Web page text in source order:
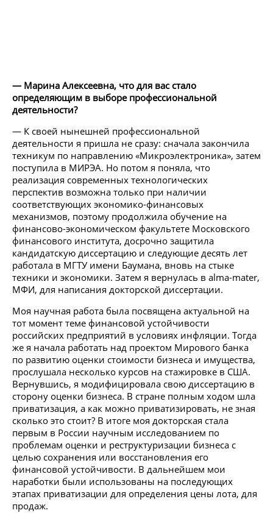
— Марина Алексеевна, что для вас стало
определяющим в выборе профессиональной
деятельности?
— К своей нынешней профессиональной
деятельности я пришла не сразу: сначала закончила
техникум по направлению «Микроэлектроника», затем
поступила в МИРЭА. Но потом я поняла, что
реализация современных технологических
перспектив возможна только при наличии
соответствующих экономико-финансовых
механизмов, поэтому продолжила обучение на
финансово-экономическом факультете Московского
финансового института, досрочно защитила
кандидатскую диссертацию и следующие десять лет
работала в МГТУ имени Баумана, вновь на стыке
техники и экономики. Затем я вернулась в alma-mater,
МФИ, для написания докторской диссертации.
Моя научная работа была посвящена актуальной на
тот момент теме финансовой устойчивости
российских предприятий в условиях инфляции. Тогда
же я начала работать над проектом Мирового банка
по развитию оценки стоимости бизнеса и имущества,
прослушала несколько курсов на стажировке в США.
Вернувшись, я модифицировала свою диссертацию в
сторону оценки бизнеса. В стране полным ходом шла
приватизация, а как можно приватизировать, не зная
сколько это стоит? В итоге моя докторская стала
первым в России научным исследованием по
проблемам оценки и реструктуризации бизнеса с
целью сохранения или восстановления его
финансовой устойчивости. В дальнейшем мои
наработки были использованы на последующих
этапах приватизации для определения цены лота, для
продаж.